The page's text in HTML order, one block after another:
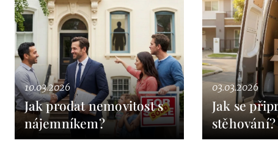
10.03.2026
Jak prodat nemovitost s
nájemníkem?
03.03.2026
Jak se
stěhování?